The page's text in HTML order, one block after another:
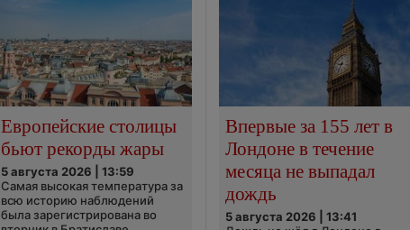
Европейские столицы
бьют рекорды жары
5 августа 2026 | 13:59
Самая высокая температура за
всю историю наблюдений
была зарегистрирована во
Впервые за 155 лет в
Лондоне в течение
месяца не выпадал
дождь
5 августа 2026 | 13:41